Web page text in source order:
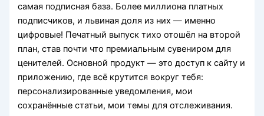
самая подписная база. Более миллиона платных
подписчиков, и львиная доля из них — именно
цифровые! Печатный выпуск тихо отошёл на второй
план, став почти что премиальным сувениром для
ценителей. Основной продукт — это доступ к сайту и
приложению, где всё крутится вокруг тебя:
персонализированные уведомления, мои
сохранённые статьи, мои темы для отслеживания.